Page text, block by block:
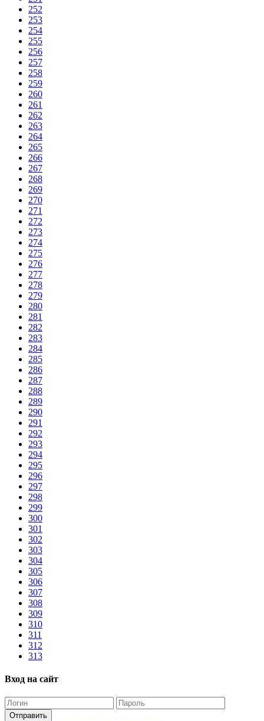
252
253
254
255
256
257
258
259
260
261
262
263
264
265
266
267
268
269
270
271
272
273
274
275
276
277
278
279
280
281
282
283
284
285
286
287
288
289
290
291
292
293
294
295
296
297
298
299
300
301
302
303
304
305
306
307
308
309
310
311
312
313
Вход на сайт
Отправить